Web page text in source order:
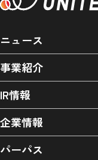
ニュース
事業紹介
IR情報
企業情報
パーパス